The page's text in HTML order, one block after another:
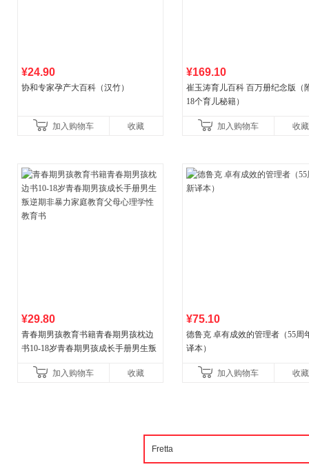
¥24.90
协和专家孕产大百科（汉竹）
加入购物车 收藏
¥169.10
崔玉涛育儿百科 百万册纪念版（
18个育儿秘籍）
加入购物车 收藏
¥29.80
青春期男孩教育书籍青春期男孩枕边
书10-18岁青春期男孩成长手册男生叛
育书
加入购物车 收藏
¥75.10
德鲁克 卓有成效的管理者（55周
译本）
加入购物车 收藏